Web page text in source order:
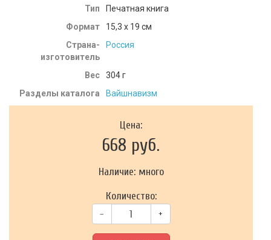
Тип
Печатная книга
Формат
15,3 x 19 см
Страна-
изготовитель
Россия
Вес 304г
Разделы каталога
Вайшнавизм
Цена:
668 руб.
Наличие: много
Количество:
– +